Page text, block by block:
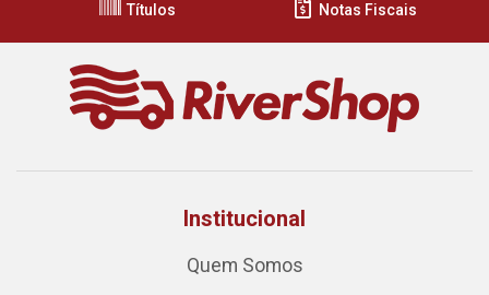
Títulos Notas Fiscais
Institucional
Quem Somos